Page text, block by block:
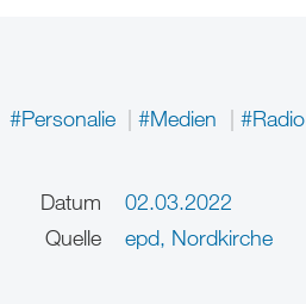
#Personalie #Medien #Radio
Datum
02.03.2022
Quelle
epd, Nordkirche